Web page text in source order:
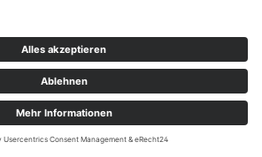
Facebook Instagram
Mehrwertsteuer zzgl.
wenn nicht anders angegeben.